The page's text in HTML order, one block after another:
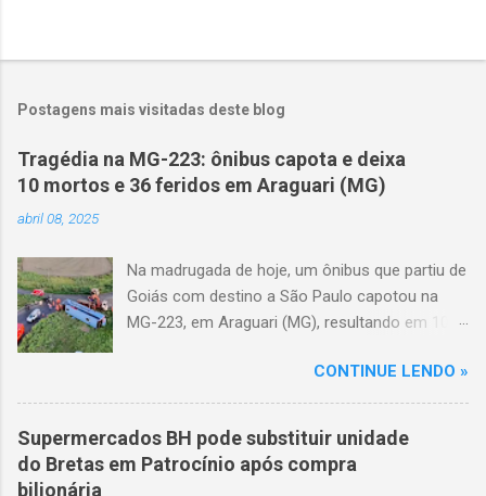
Postagens mais visitadas deste blog
Tragédia na MG-223: ônibus capota e deixa
10 mortos e 36 feridos em Araguari (MG)
abril 08, 2025
Na madrugada de hoje, um ônibus que partiu de
Goiás com destino a São Paulo capotou na
MG-223, em Araguari (MG), resultando em 10
volta das 3h40, próximo ao trevo de Queixinho,
quando o motorista perdeu o controle do
veículo, atravessou o canteiro central e
capotou em uma alça de acesso. Entre as
vítimas fatais, há duas crianças de
CONTINUE LENDO »
Supermercados BH pode substituir unidade
do Bretas em Patrocínio após compra
bilionária